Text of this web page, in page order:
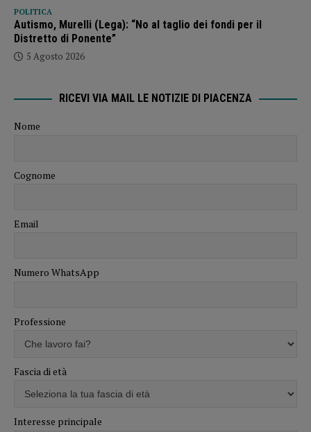
POLITICA
Autismo, Murelli (Lega): “No al taglio dei fondi per il
Distretto di Ponente”
5 Agosto 2026
RICEVI VIA MAIL LE NOTIZIE DI PIACENZA
Nome
Cognome
Email
Numero WhatsApp
Professione
Fascia di età
Interesse principale